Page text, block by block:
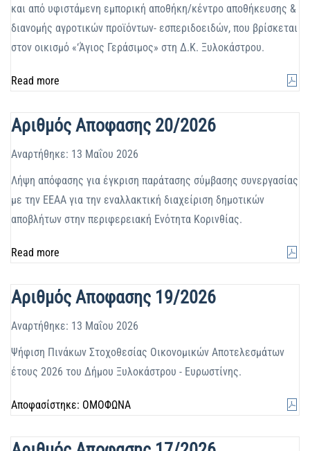
και από υφιστάμενη εμπορική αποθήκη/κέντρο αποθήκευσης &
διανομής αγροτικών προϊόντων- εσπεριδοειδών, που βρίσκεται
στον οικισμό «‘Άγιος Γεράσιμος» στη Δ.Κ. Ξυλοκάστρου.
Read more
Αριθμός Αποφασης 20/2026
Αναρτήθηκε: 13 Μαΐου 2026
Λήψη απόφασης για έγκριση παράτασης σύμβασης συνεργασίας
με την ΕΕΑΑ για την εναλλακτική διαχείριση δημοτικών
αποβλήτων στην περιφερειακή Ενότητα Κορινθίας.
Read more
Αριθμός Αποφασης 19/2026
Αναρτήθηκε: 13 Μαΐου 2026
Ψήφιση Πινάκων Στοχοθεσίας Οικονομικών Αποτελεσμάτων
έτους 2026 του Δήμου Ξυλοκάστρου - Ευρωστίνης.
Αποφασίστηκε: ΟΜΟΦΩΝΑ